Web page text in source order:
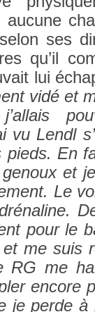
aucune
ses
qu’il
lui
vidé et
vu Lendl
pieds. En
et
Le
pour le
me suis
RG me
en­core
je perde